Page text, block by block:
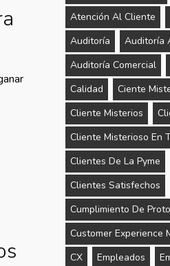
Atención Al Cliente
Auditoría
Auditoría
Auditoría Comercial
Calidad
Ciente
Cliente Misterios
Cliente Misterioso En
Clientes De La Pyme
Clientes Satisfechos
Cumplimiento De
Customer Experience
CX
Empleados